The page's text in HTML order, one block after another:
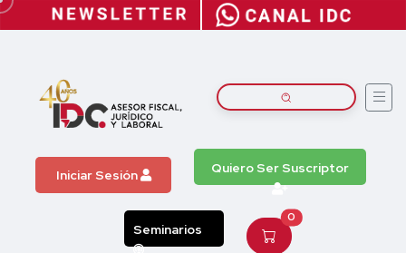
Iniciar Sesión Quiero Ser Suscriptor
Seminarios
0